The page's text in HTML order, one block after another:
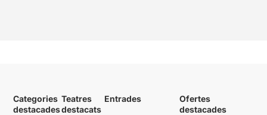
Categories
destacades
Teatres
destacats
Entrades
Ofertes
destacades